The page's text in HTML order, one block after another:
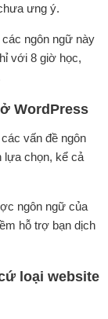
ưng ý.
ngôn ngữ này
với 8 giờ học,
WordPress
vấn đề ngôn
lựa chọn, kể cả
ngôn ngữ của
hỗ trợ bạn dịch
loại website